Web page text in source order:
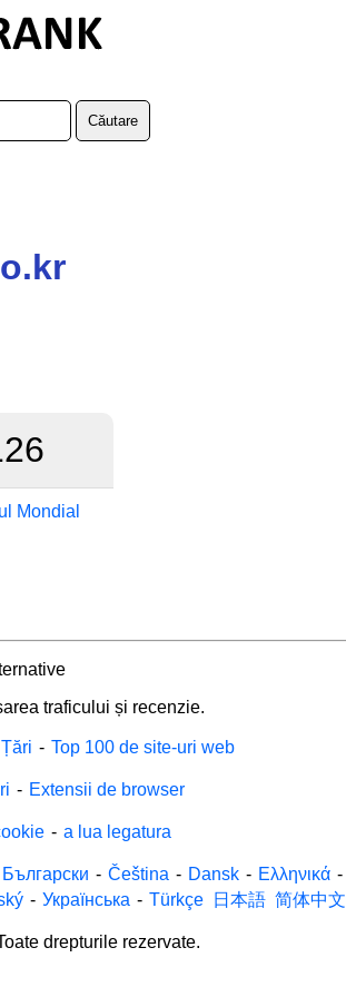
Mondial
traficului și recenzie.
Țări - Top 100 de site-uri web
- Extensii de browser
- a lua legatura
Български - Čeština - Dansk - Ελληνικά -
- Українська - Türkçe 日本語 简体中文
drepturile rezervate.